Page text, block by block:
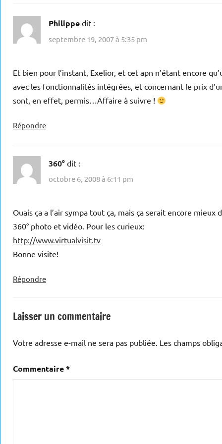
Philippe dit :
septembre 19, 2007 à 5:35 pm
Et bien pour l’instant, Exelior, et cet apn n’étant encore
avec les fonctionnalités intégrées, et concernant le prix
sont, en effet, permis…Affaire à suivre !
Répondre
360° dit :
octobre 6, 2008 à 6:11 pm
Ouais ça a l’air sympa tout ça, mais ça serait encore
360° photo et vidéo. Pour les curieux:
http://www.virtualvisit.tv
Bonne visite!
Répondre
Laisser un commentaire
Votre adresse e-mail ne sera pas publiée. Les champs
Commentaire*